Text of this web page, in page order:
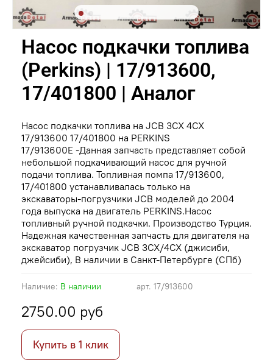
арт. 17/913600
Наличие: В наличии
Насос подкачки топлива
(Perkins) | 17/913600,
17/401800 | Аналог
2750.00 руб
Купить в 1 клик
Насос подкачки топлива на JCB 3CX 4CX
17/913600 17/401800 на PERKINS
17/913600E -Данная запчасть представляет собой
небольшой подкачивающий насос для ручной
подачи топлива. Топливная помпа 17/913600,
17/401800 устанавливалась только на
экскаваторы-погрузчики JCB моделей до 2004
года выпуска на двигатель PERKINS.Насос
топливный ручной подкачки. Производство Турция.
Надежная качественная запчасть для двигателя на
экскаватор погрузчик JCB 3CX/4CX (джисиби,
джейсиби), В наличии в Санкт-Петербурге (СПб)